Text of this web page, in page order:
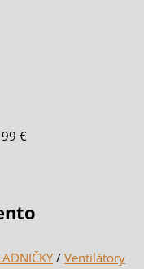
€
/ Ventilátory